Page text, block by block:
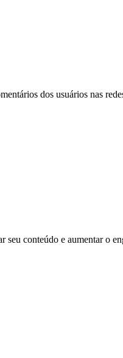
dos usuários nas
seu conteúdo e aumentar o